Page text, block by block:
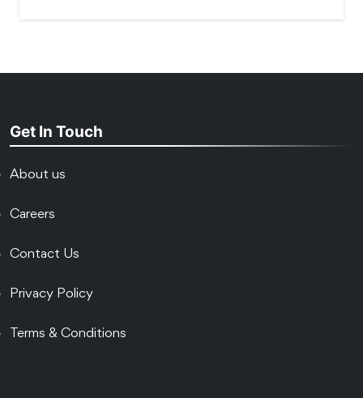
Get In Touch
About us
Careers
Contact Us
Privacy Policy
Terms & Conditions